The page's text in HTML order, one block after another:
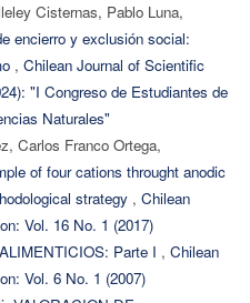
Cisternas, Pablo Luna,
encierro y exclusión social:
, Chilean Journal of Scientific
"I Congreso de Estudiantes de
Naturales"
Carlos Franco Ortega,
of four cations throught anodic
strategy , Chilean
Vol. 16 No. 1 (2017)
Parte I , Chilean
Vol. 6 No. 1 (2007)